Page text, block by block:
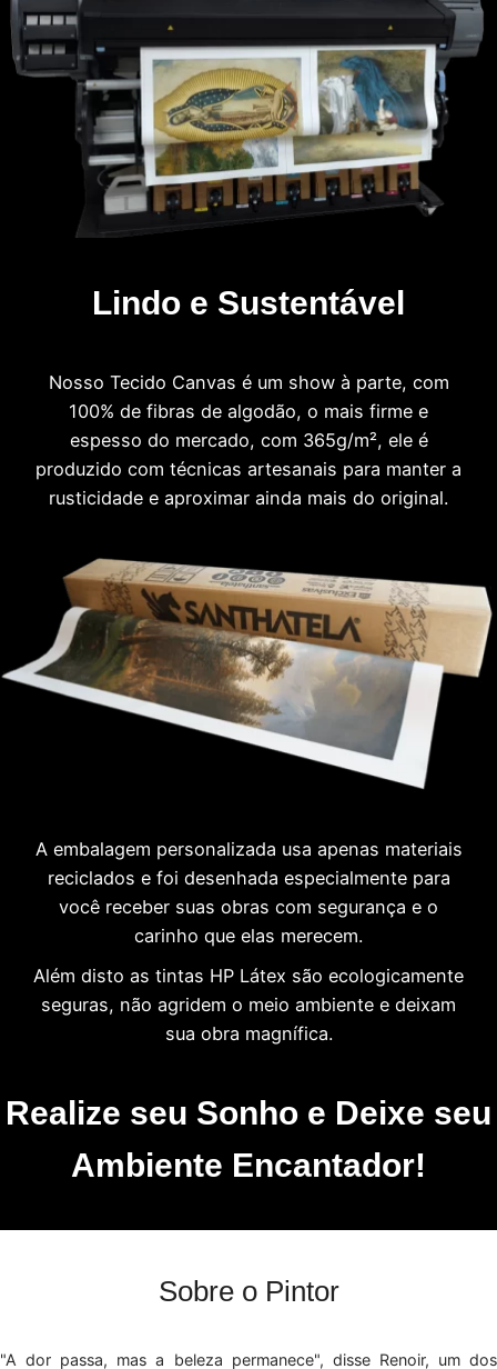
Lindo e Sustentável
Nosso Tecido Canvas é um show à parte, com
100% de fibras de algodão, o mais firme e
espesso do mercado, com 365g/m², ele é
produzido com técnicas artesanais para manter a
rusticidade e aproximar ainda mais do original.
A embalagem personalizada usa apenas materiais
reciclados e foi desenhada especialmente para
você receber suas obras com segurança e o
carinho que elas merecem.
Além disto as tintas HP Látex são ecologicamente
seguras, não agridem o meio ambiente e deixam
sua obra magnífica.
Realize seu Sonho e Deixe seu
Ambiente Encantador!
Sobre o Pintor
"A dor passa, mas a beleza permanece", disse Renoir, um dos